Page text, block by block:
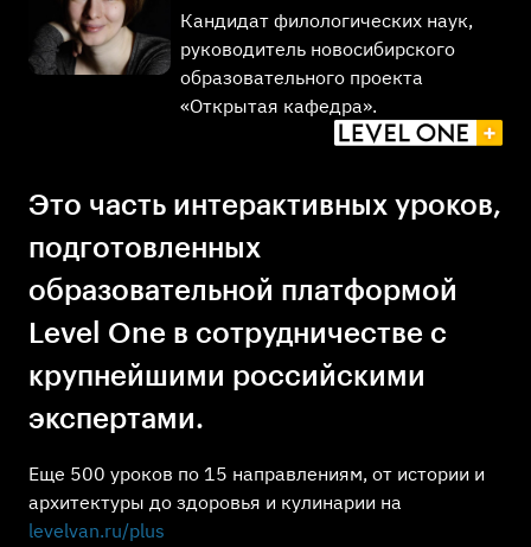
Это часть интерактивных уроков,
подготовленных
образовательной платформой
Level One в сотрудничестве с
крупнейшими российскими
экспертами.
Еще 500 уроков по 15 направлениям, от истории и
архитектуры до здоровья и кулинарии на
levelvan.ru/plus
Кандидат филологических наук,
руководитель новосибирского
образовательного проекта
«Открытая кафедра».